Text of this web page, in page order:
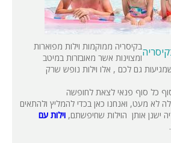
בקיסריה ממוקמות וילות מפוארות
ומצוינות אשר מאובזרות במיטב
גם לכם , אלו וילות נופש שרק
כל סוף פנאי לצאת לחופשה
לא מעט, ואנחנו כאן בכדי להמליץ ולהתאים
ישנן אותן הוילות שחיפשתם, וילות עם